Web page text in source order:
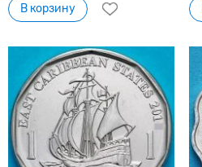
В корзину